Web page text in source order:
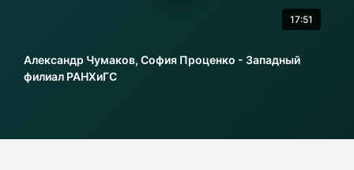
06-08-2026
17:51
Александр Чумаков, София Проценко - Западный
филиал РАНХиГС